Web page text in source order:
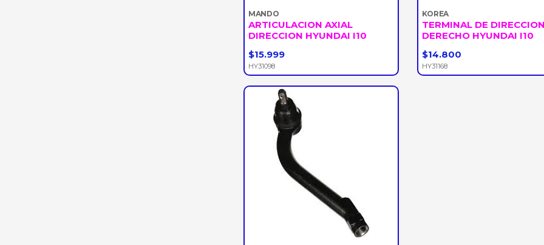
MANDO
ARTICULACION AXIAL
DIRECCION HYUNDAI I10
-
$15.999
HY31098
KOREA
TERMINAL DE DIRECCION
DERECHO HYUNDAI I10
-
$14.800
HY31168